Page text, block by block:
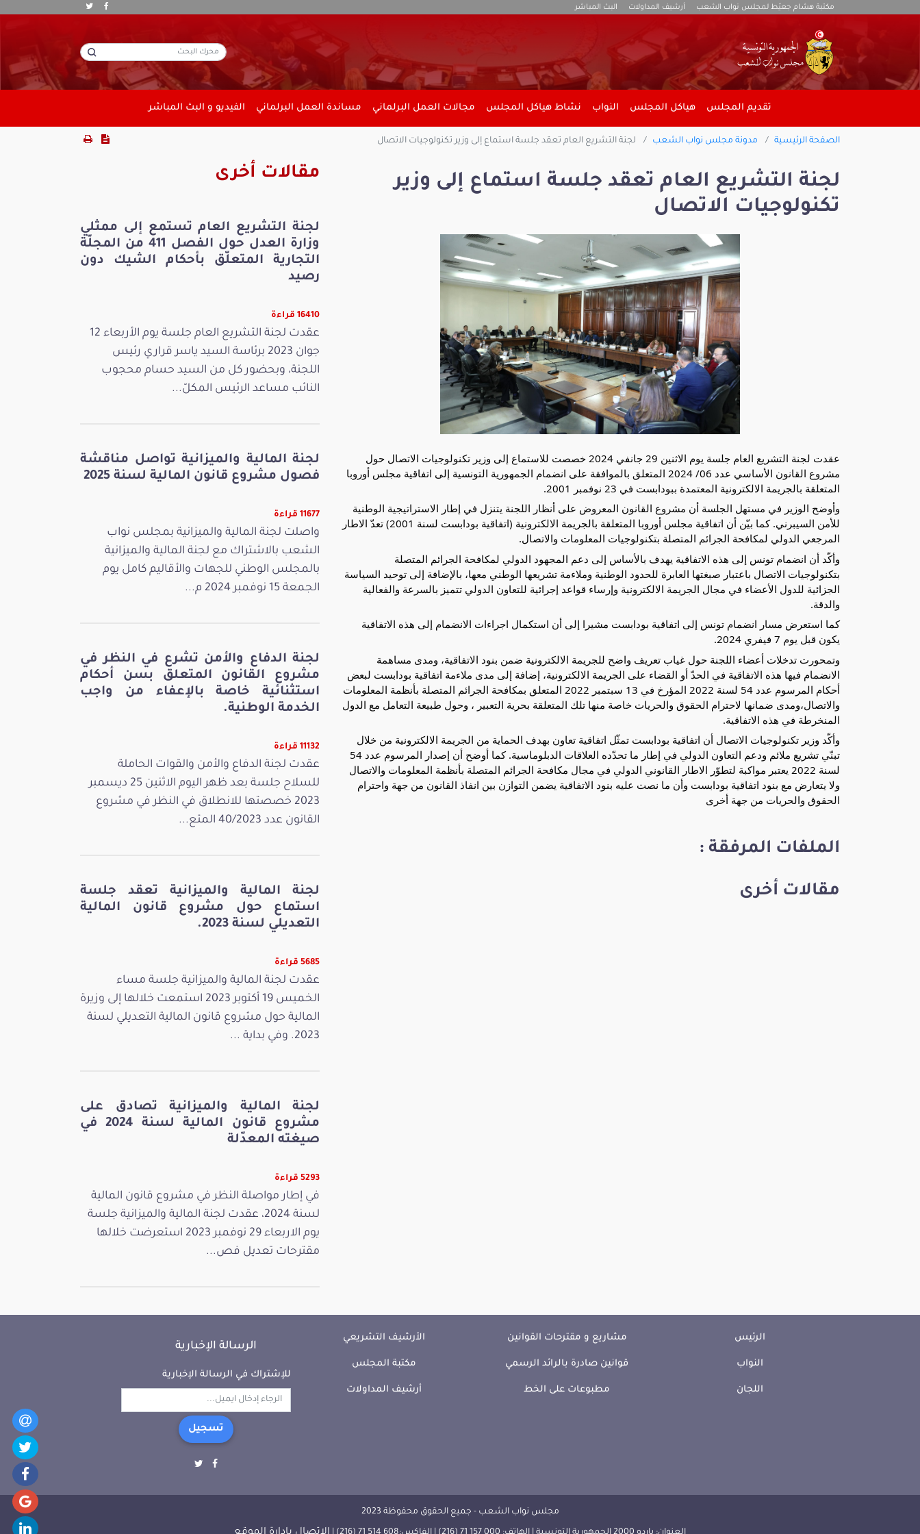
مكتبة هشام جعيّط لمجلس نواب الشعب أرشيف المداولات البث المباشر
تقديم المجلس هياكل المجلس النواب نشاط هياكل المجلس مجالات العمل البرلماني مساندة العمل البرلماني الفيديو و البث المباشر
الصفحة الرئيسية مدونة مجلس نواب الشعب لجنة التشريع العام تعقد جلسة استماع إلى وزير تكنولوجيات الاتصال
لجنة التشريع العام تعقد جلسة استماع إلى وزير
تكنولوجيات الاتصال
عقدت لجنة التشريع العام جلسة يوم الاثنين 29 جانفي 2024 خصصت للاستماع إلى وزير تكنولوجيات الاتصال حول
مشروع القانون الأساسي عدد 06/ 2024 المتعلق بالموافقة على انضمام الجمهورية التونسية إلى اتفاقية مجلس أوروبا
المتعلقة بالجريمة الالكترونية المعتمدة ببودابست في 23 نوفمبر 2001.
وأوضح الوزير في مستهل الجلسة أن مشروع القانون المعروض على أنظار اللجنة يتنزل في إطار الاستراتيجية الوطنية
للأمن السيبرني. كما بيّن أن
اتفاقية مجلس أوروبا المتعلقة بالجريمة الالكترونية (اتفاقية بودابست لسنة 2001) تعدّ الاطار
المرجعي الدولي لمكافحة الجرائم المتصلة بتكنولوجيات المعلومات والاتصال.
وأكّد أن انضمام تونس إلى هذه الاتفاقية يهدف بالأساس إلى دعم المجهود الدولي لمكافحة الجرائم المتصلة
بتكنولوجيات الاتصال باعتبار صبغتها العابرة للحدود الوطنية وملاءمة تشريعها الوطني معها، بالإضافة إلى توحيد السياسة
الجزائية للدول الأعضاء في مجال الجريمة الالكترونية وإرساء قواعد إجرائية للتعاون الدولي تتميز بالسرعة والفعالية
والدقة.
كما استعرض مسار انضمام تونس إلى اتفاقية بودابست مشيرا إلى أن استكمال اجراءات الانضمام إلى هذه الاتفاقية
يكون قبل يوم 7 فيفري 2024.
وتمحورت تدخلات أعضاء اللجنة حول غياب تعريف واضح للجريمة الالكترونية ضمن بنود الاتفاقية، ومدى مساهمة
الانضمام فيها هذه الاتفاقية في الحدّ أو القضاء على الجريمة الالكترونية، إضافة إلى مدى ملاءمة اتفاقية بودابست لبعض
أحكام المرسوم عدد 54 لسنة 2022 المؤرخ في 13 سبتمبر 2022 المتعلق بمكافحة الجرائم المتصلة بأنظمة المعلومات
والاتصال،ومدى ضمانها لاحترام الحقوق والحريات خاصة منها تلك المتعلقة بحرية التعبير ، وحول طبيعة التعامل مع الدول
المنخرطة في هذه الاتفاقية.
وأكّد وزير تكنولوجيات الاتصال أن اتفاقية بودابست تمثّل اتفاقية تعاون بهدف الحماية من الجريمة الالكترونية من خلال
تبنّي تشريع ملائم ودعم التعاون الدولي في إطار ما تحدّده العلاقات الدبلوماسية. كما أوضح أن إصدار المرسوم عدد 54
لسنة 2022 يعتبر مواكبة لتطوّر الاطار القانوني الدولي في مجال مكافحة الجرائم المتصلة بأنظمة المعلومات والاتصال
ولا يتعارض مع بنود اتفاقية بودابست وأن ما نصت عليه بنود الاتفاقية يضمن التوازن بين انفاذ القانون من جهة واحترام
الحقوق والحريات من جهة أخرى
الملفات المرفقة :
مقالات أخرى
مقالات أخرى
لجنة التشريع العام تستمع إلى ممثلي
وزارة العدل حول الفصل 411 من المجلّة
التجارية المتعلّق بأحكام الشيك دون
رصيد
16410 قراءة
عقدت لجنة التشريع العام جلسة يوم الأربعاء 12
جوان 2023 برئاسة السيد ياسر قراري رئيس
اللجنة، وبحضور كل من السيد حسام محجوب
النائب مساعد الرئيس المكلّ...
لجنة المالية والميزانية تواصل مناقشة
فصول مشروع قانون المالية لسنة 2025
11677 قراءة
واصلت لجنة المالية والميزانية بمجلس نواب
الشعب بالاشتراك مع لجنة المالية والميزانية
بالمجلس الوطني للجهات والأقاليم كامل يوم
الجمعة 15 نوفمبر 2024 م...
لجنة الدفاع والأمن تشرع في النظر في
مشروع القانون المتعلق بسن أحكام
استثنائية خاصة بالإعفاء من واجب
الخدمة الوطنية.
11132 قراءة
عقدت لجنة الدفاع والأمن والقوات الحاملة
للسلاح جلسة بعد ظهر اليوم الاثنين 25 ديسمبر
2023 خصصتها للانطلاق في النظر في مشروع
القانون عدد 40/2023 المتع...
لجنة المالية والميزانية تعقد جلسة
استماع حول مشروع قانون المالية
التعديلي لسنة 2023.
5685 قراءة
عقدت لجنة المالية والميزانية جلسة مساء
الخميس 19 أكتوبر 2023 استمعت خلالها إلى وزيرة
المالية حول مشروع قانون المالية التعديلي لسنة
2023. وفي بداية ...
لجنة المالية والميزانية تصادق على
مشروع قانون المالية لسنة 2024 في
صيغته المعدّلة
5293 قراءة
في إطار مواصلة النظر في مشروع قانون المالية
لسنة 2024، عقدت لجنة المالية والميزانية جلسة
يوم الاربعاء 29 نوفمبر 2023 استعرضت خلالها
مقترحات تعديل فص...
الرئيس
النواب
اللجان
مشاريع و مقترحات القوانين
قوانين صادرة بالرائد الرسمي
مطبوعات على الخط
الأرشيف التشريعي
مكتبة المجلس
أرشيف المداولات
الرسالة الإخبارية
للإشتراك في الرسالة الإخبارية
تسجيل
مجلس نواب الشعب - جميع الحقوق محفوظة 2023